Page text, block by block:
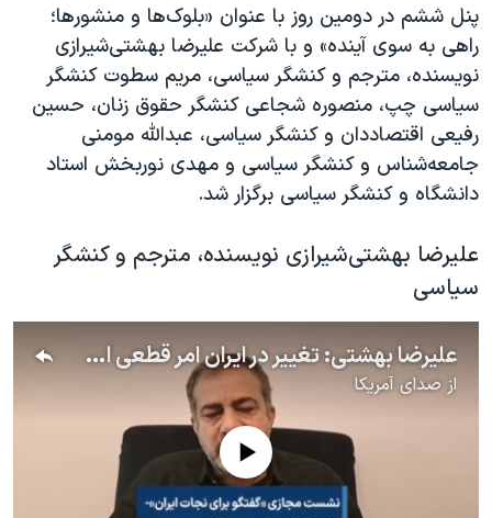
پنل ششم در دومین روز با عنوان «بلوک‌ها و منشورها؛
راهی به سوی آینده» و با شرکت علیرضا بهشتی‌شیرازی
نویسنده، مترجم و کنشگر سیاسی، مریم سطوت کنشگر
سیاسی چپ، منصوره شجاعی کنشگر حقوق زنان، حسین
رفیعی اقتصاددان و کنشگر سیاسی، عبدالله مومنی
جامعه‌شناس و کنشگر سیاسی و مهدی نوربخش استاد
دانشگاه و کنشگر سیاسی برگزار شد.
علیرضا بهشتی‌شیرازی نویسنده، مترجم و کنشگر
سیاسی
علیرضا بهشتی: تغییر در ایران امر قطعی است
از صدای آمریکا
No media source currently available